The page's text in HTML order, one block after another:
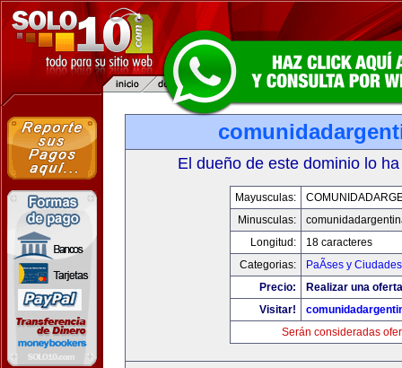
El dueño de este dominio lo
Mayusculas:
Minusculas:
Longitud:
18 caracteres
Categorias:
PaÃ­ses y Ciudades
Precio:
Realizar una
Visitar!
Serán consideradas